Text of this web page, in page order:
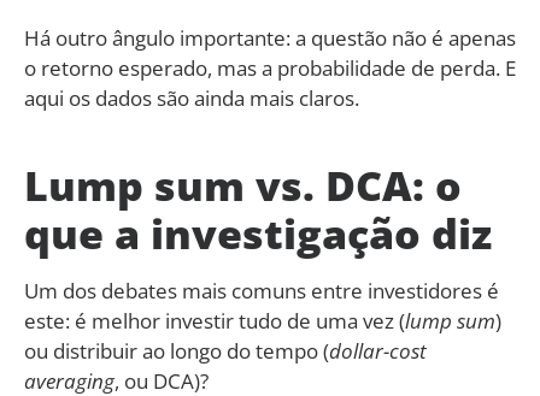
Há outro ângulo importante: a questão não é apenas
o retorno esperado, mas a probabilidade de perda. E
aqui os dados são ainda mais claros.
Lump sum vs. DCA: o
que a investigação diz
Um dos debates mais comuns entre investidores é
este: é melhor investir tudo de uma vez (lump sum)
ou distribuir ao longo do tempo (dollar-cost
averaging, ou DCA)?